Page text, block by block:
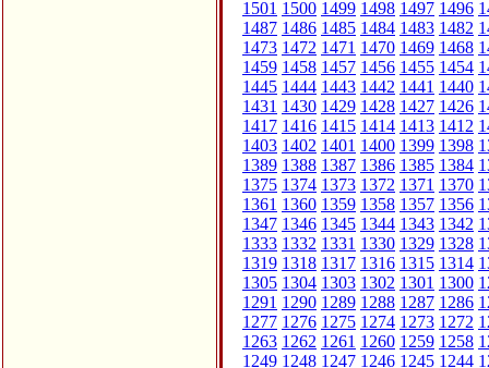
1501 1500 1499 1498 1497 1496
1487 1486 1485 1484 1483 1482
1473 1472 1471 1470 1469 1468
1459 1458 1457 1456 1455 1454
1445 1444 1443 1442 1441 1440
1431 1430 1429 1428 1427 1426
1417 1416 1415 1414 1413 1412
1403 1402 1401 1400 1399 1398
1389 1388 1387 1386 1385 1384
1375 1374 1373 1372 1371 1370
1361 1360 1359 1358 1357 1356
1347 1346 1345 1344 1343 1342
1333 1332 1331 1330 1329 1328
1319 1318 1317 1316 1315 1314
1305 1304 1303 1302 1301 1300
1291 1290 1289 1288 1287 1286
1277 1276 1275 1274 1273 1272
1263 1262 1261 1260 1259 1258
1249 1248 1247 1246 1245 1244